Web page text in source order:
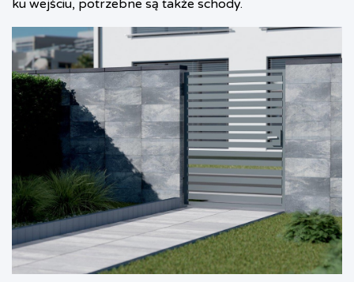
ku wejściu, potrzebne są także schody.